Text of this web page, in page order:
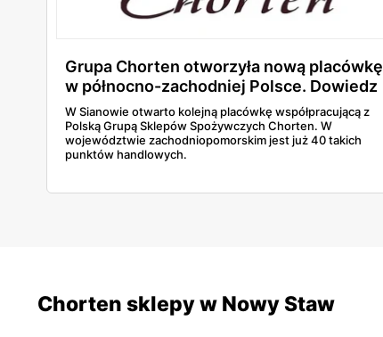
Grupa Chorten otworzyła nową placówkę
w północno-zachodniej Polsce. Dowiedz
się, co to oznacza dla regionu!
W Sianowie otwarto kolejną placówkę współpracującą z
Polską Grupą Sklepów Spożywczych Chorten. W
województwie zachodniopomorskim jest już 40 takich
punktów handlowych.
Chorten sklepy w Nowy Staw